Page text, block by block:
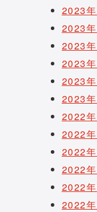
2023
2023
2023
2023
2023
2023
2022
2022
2022
2022
2022
2022